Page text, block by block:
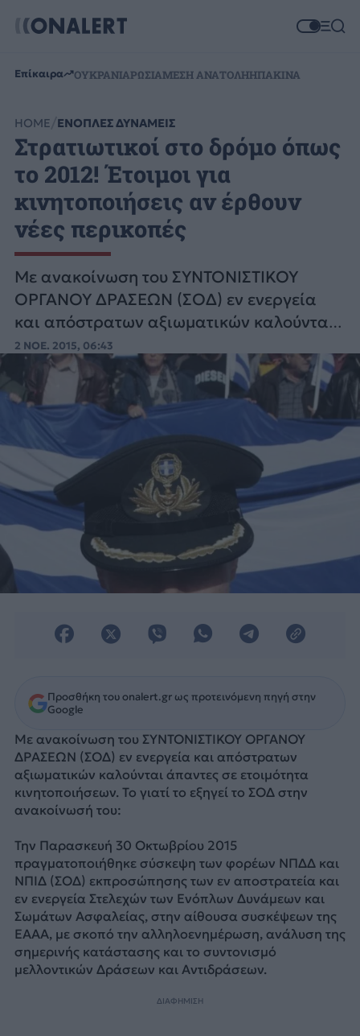
Επίκαιρα ΟΥΚΡΑΝΙΑΡΩΣΙΑΜΕΣΗ ΑΝΑΤΟΛΗΗΠΑΚΙΝΑ
HOME ΕΝΟΠΛΕΣ ΔΥΝΑΜΕΙΣ
Στρατιωτικοί στο δρόμο όπως
το 2012! Έτοιμοι για
κινητοποιήσεις αν έρθουν
νέες περικοπές
Με ανακοίνωση του ΣΥΝΤΟΝΙΣΤΙΚΟΥ
ΟΡΓΑΝΟΥ ΔΡΑΣΕΩΝ (ΣΟΔ) εν ενεργεία
και απόστρατων αξιωματικών καλούνται
άπαντες σε ετοιμότητα κινητοποιήσεων.
2 ΝΟΕ. 2015, 06:43
Προσθήκη του onalert.gr ως προτεινόμενη πηγή στην
Google
Με ανακοίνωση του ΣΥΝΤΟΝΙΣΤΙΚΟΥ ΟΡΓΑΝΟΥ
ΔΡΑΣΕΩΝ (ΣΟΔ) εν ενεργεία και απόστρατων
αξιωματικών καλούνται άπαντες σε ετοιμότητα
κινητοποιήσεων. Το γιατί το εξηγεί το ΣΟΔ στην
ανακοίνωσή του:
Την Παρασκευή 30 Οκτωβρίου 2015
πραγματοποιήθηκε σύσκεψη των φορέων ΝΠΔΔ και
ΝΠΙΔ (ΣΟΔ) εκπροσώπησης των εν αποστρατεία και
εν ενεργεία Στελεχών των Ενόπλων Δυνάμεων και
Σωμάτων Ασφαλείας, στην αίθουσα συσκέψεων της
ΕΑΑΑ, με σκοπό την αλληλοενημέρωση, ανάλυση της
σημερινής κατάστασης και το συντονισμό
μελλοντικών Δράσεων και Αντιδράσεων.
ΔΙΑΦΗΜΙΣΗ